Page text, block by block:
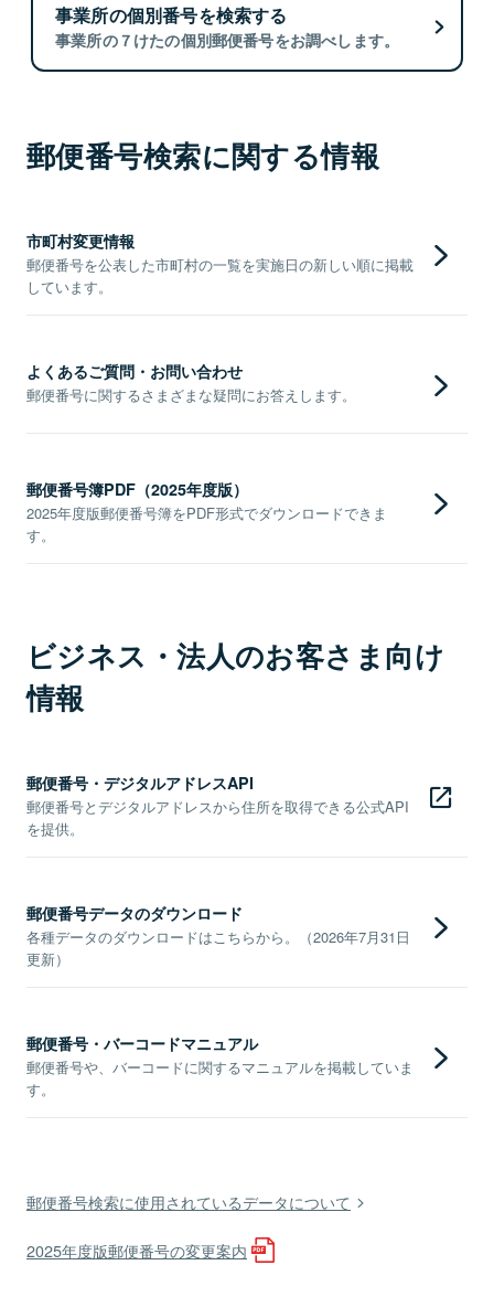
事業所の個別番号を検索する
事業所の７けたの個別郵便番号をお調べします。
郵便番号検索に関する情報
市町村変更情報
郵便番号を公表した市町村の一覧を実施日の新しい順に掲載
しています。
よくあるご質問・お問い合わせ
郵便番号に関するさまざまな疑問にお答えします。
郵便番号簿PDF（2025年度版）
2025年度版郵便番号簿をPDF形式でダウンロードできま
す。
ビジネス・法人のお客さま向け
情報
郵便番号・デジタルアドレスAPI
郵便番号とデジタルアドレスから住所を取得できる公式API
を提供。
郵便番号データのダウンロード
各種データのダウンロードはこちらから。（2026年7月31日
更新）
郵便番号・バーコードマニュアル
郵便番号や、バーコードに関するマニュアルを掲載していま
す。
郵便番号検索に使用されているデータについて
2025年度版郵便番号の変更案内